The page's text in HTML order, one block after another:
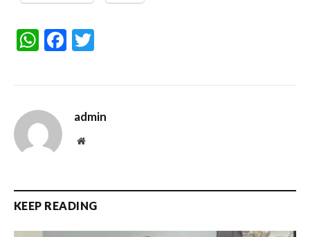
WhatsApp
Facebook
admin
Website
KEEP READING